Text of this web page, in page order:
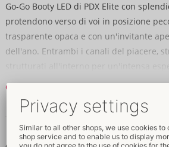
Go-Go Booty LED di PDX Elite con
protendono verso di voi in posizione
trasparente opaca e con un'invitante
dell'ano. Entrambi i canali del piacere,
trasparente e mette in risalto le curve.
l'esperienza intima in uno spettacolo,
eccitante e suggestivo. 2 moduli LED
Continua a leggere
Dati e